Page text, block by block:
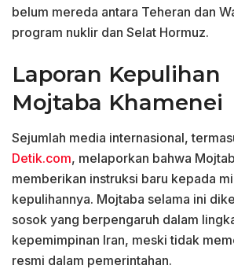
belum mereda antara Teheran dan
program nuklir dan Selat Hormuz.
Laporan Kepulihan
Mojtaba Khamenei
Sejumlah media internasional,
Detik.com, melaporkan bahwa
memberikan instruksi baru kepada
kepulihannya. Mojtaba selama ini
sosok yang berpengaruh dalam
kepemimpinan Iran, meski tidak
resmi dalam pemerintahan.